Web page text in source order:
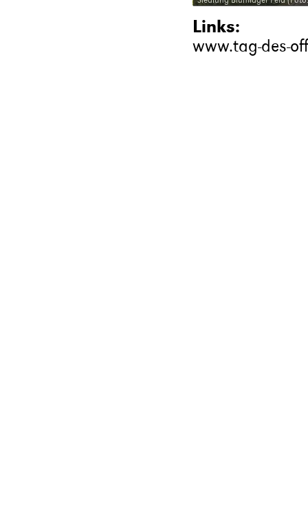
Links:
www.tag-des-